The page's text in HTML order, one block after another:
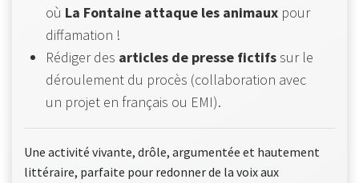
où La Fontaine attaque les animaux pour
diffamation !
Rédiger des articles de presse fictifssur le
déroulement du procès (collaboration avec
un projet en français ou EMI).
Une activité vivante, drôle, argumentée et hautement
littéraire, parfaite pour redonner de la voix aux